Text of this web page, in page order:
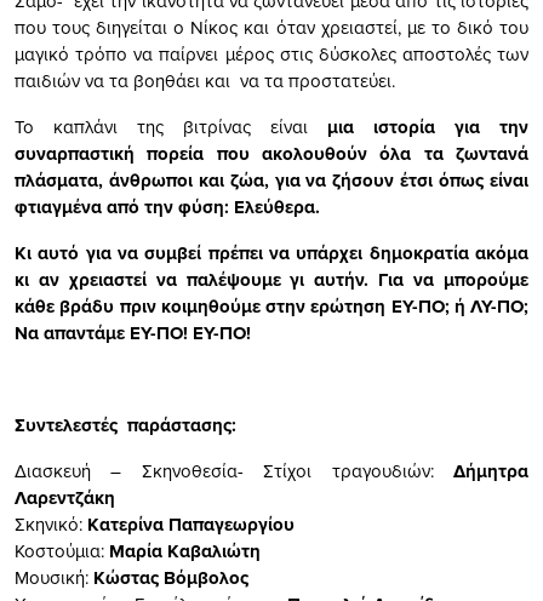
που τους διηγείται ο Νίκος και όταν χρειαστεί, με το δικό του
μαγικό τρόπο να παίρνει μέρος στις δύσκολες αποστολές των
παιδιών να τα βοηθάει και να τα προστατεύει.
Το καπλάνι της βιτρίνας είναι μια ιστορία για την
συναρπαστική πορεία που ακολουθούν όλα τα ζωντανά
πλάσματα, άνθρωποι και ζώα, για να ζήσουν έτσι όπως είναι
φτιαγμένα από την φύση: Ελεύθερα.
Κι αυτό για να συμβεί πρέπει να υπάρχει δημοκρατία ακόμα
κι αν χρειαστεί να παλέψουμε γι αυτήν. Για να μπορούμε
κάθε βράδυ πριν κοιμηθούμε στην ερώτηση ΕΥ-ΠΟ; ή ΛΥ-ΠΟ;
Να απαντάμε ΕΥ-ΠΟ! ΕΥ-ΠΟ!
Συντελεστές παράστασης:
Διασκευή – Σκηνοθεσία- Στίχοι τραγουδιών: Δήμητρα
Λαρεντζάκη
Σκηνικό: Κατερίνα Παπαγεωργίου
Κοστούμια: Μαρία Καβαλιώτη
Μουσική: Κώστας Βόμβολος